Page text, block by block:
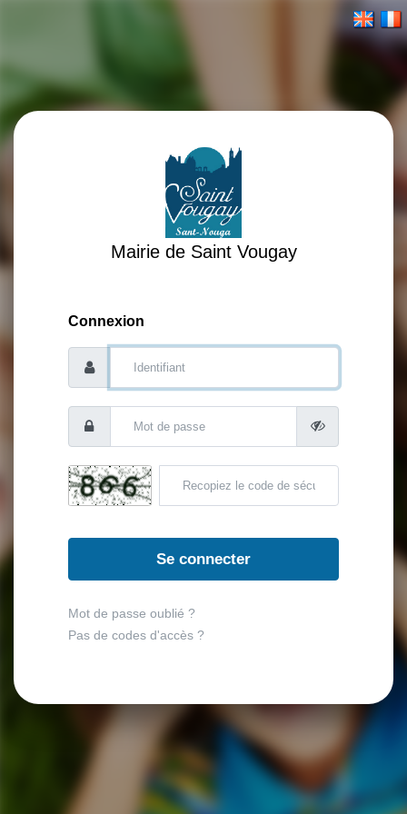
Mairie de Saint Vougay
Connexion
Se connecter
Mot de passe oublié ?
Pas de codes d'accès ?